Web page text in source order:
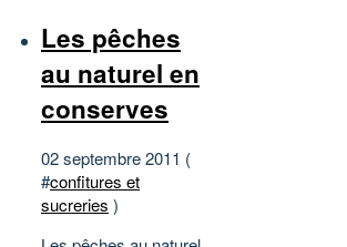
Les pêches
au naturel en
conserves
02 septembre 2011 (
#confitures et
sucreries )